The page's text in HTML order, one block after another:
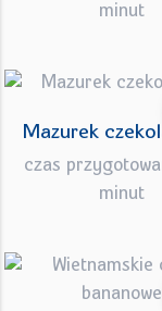
minut
Mazurek
czas
minut